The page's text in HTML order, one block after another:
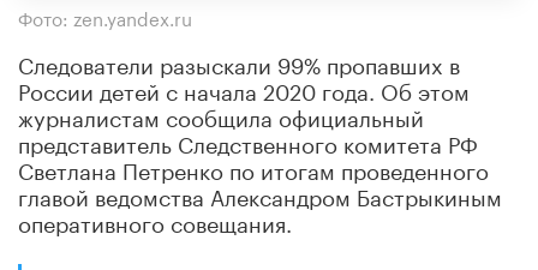
Фото: zen.yandex.ru
Следователи разыскали 99% пропавших в
России детей с начала 2020 года. Об этом
журналистам сообщила официальный
представитель Следственного комитета РФ
Светлана Петренко по итогам проведенного
главой ведомства Александром Бастрыкиным
оперативного совещания.